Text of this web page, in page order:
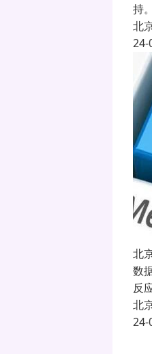
持
北
24-
北
数
反
北
24-